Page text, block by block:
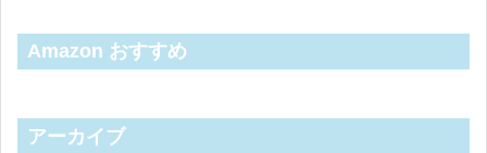
Amazon おすすめ
アーカイブ